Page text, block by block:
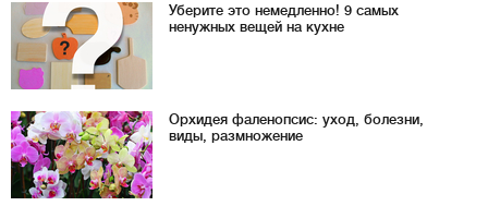
Уберите это немедленно! 9 самых
ненужных вещей на кухне
Орхидея фаленопсис: уход, болезни,
виды, размножение